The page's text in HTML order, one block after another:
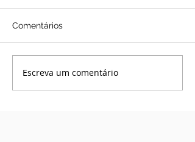
Comentários
Escreva um comentário